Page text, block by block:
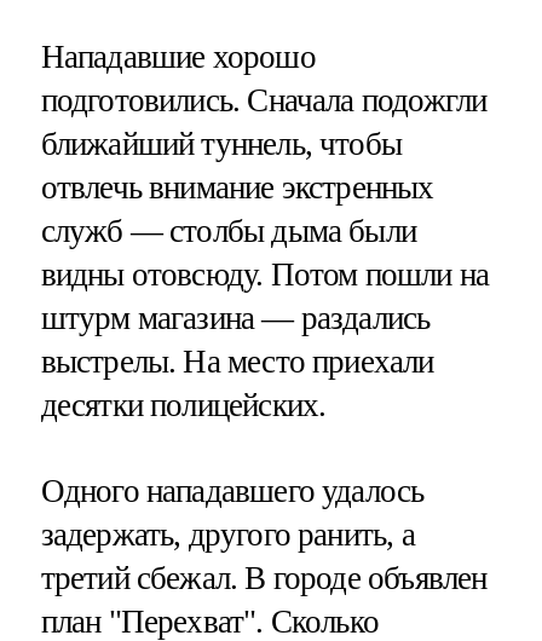
Нападавшие хорошо
подготовились. Сначала подожгли
ближайший туннель, чтобы
отвлечь внимание экстренных
служб — столбы дыма были
видны отовсюду. Потом пошли на
штурм магазина — раздались
выстрелы. На место приехали
десятки полицейских.
Одного нападавшего удалось
задержать, другого ранить, а
третий сбежал. В городе объявлен
план "Перехват". Сколько